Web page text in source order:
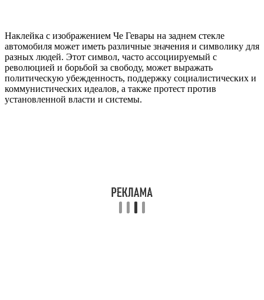
Наклейка с изображением Че Гевары на заднем стекле
автомобиля может иметь различные значения и символику для
разных людей. Этот символ, часто ассоциируемый с
революцией и борьбой за свободу, может выражать
политическую убежденность, поддержку социалистических и
коммунистических идеалов, а также протест против
установленной власти и системы.